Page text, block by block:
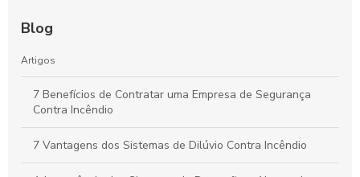
Importância e Vantagens para a Segurança Contra Incêndios
Guia Definitivo para Inspeção de Sistemas de Sprinklers:
Segurança e Eficiência em Ambientes Comerciais
Emissão de AVCB: Passos Essenciais para Garantir a
Segurança Contra Incêndios na Sua Empresa
Blog
Artigos
7 Benefícios de Contratar uma Empresa de Segurança
Contra Incêndio
7 Vantagens dos Sistemas de Dilúvio Contra Incêndio